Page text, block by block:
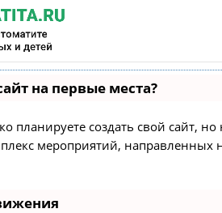
на первые места?
планируете создать свой сайт,
мероприятий,